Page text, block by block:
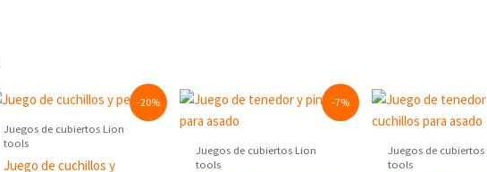
-20%
Juegos de cubiertos Lion
tools
Juego de cuchillos y
Original
was:
Current
price
is:
-7%
Juegos de cubiertos Lion
tools
Original
was:
Current
price
Juegos de cubiertos
tools
Original
was:
is: